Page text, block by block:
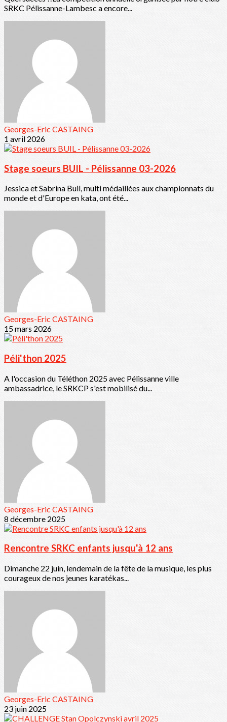
SRKC Pélissanne-Lambesc a encore...
Georges-Eric CASTAING
1 avril 2026
Stage soeurs BUIL - Pélissanne 03-2026
Jessica et Sabrina Buil, multi médaillées aux championnats du
monde et d'Europe en kata, ont été...
Georges-Eric CASTAING
15 mars 2026
Péli'thon 2025
A l'occasion du Téléthon 2025 avec Pélissanne ville
ambassadrice, le SRKCP s'est mobilisé du...
Georges-Eric CASTAING
8 décembre 2025
Rencontre SRKC enfants jusqu'à 12 ans
Dimanche 22 juin, lendemain de la fête de la musique, les plus
courageux de nos jeunes karatékas...
Georges-Eric CASTAING
23 juin 2025